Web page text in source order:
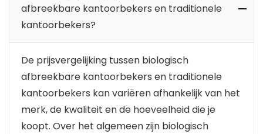
afbreekbare kantoorbekers en traditionele
kantoorbekers?
De prijsvergelijking tussen biologisch
afbreekbare kantoorbekers en traditionele
kantoorbekers kan variëren afhankelijk van het
merk, de kwaliteit en de hoeveelheid die je
koopt. Over het algemeen zijn biologisch